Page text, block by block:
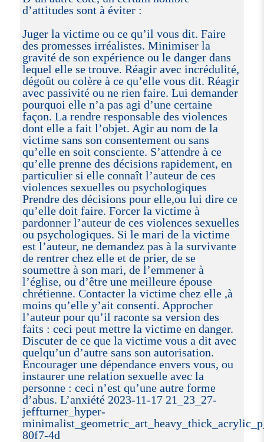
d’attitudes sont à éviter :
Juger la victime ou ce qu’il vous dit. Faire
des promesses irréalistes. Minimiser la
gravité de son expérience ou le danger dans
lequel elle se trouve. Réagir avec incrédulité,
dégoût ou colère à ce qu’elle vous dit. Réagir
avec passivité ou ne rien faire. Lui demander
pourquoi elle n’a pas agi d’une certaine
façon. La rendre responsable des violences
dont elle a fait l’objet. Agir au nom de la
victime sans son consentement ou sans
qu’elle en soit consciente. S’attendre à ce
qu’elle prenne des décisions rapidement, en
particulier si elle connaît l’auteur de ces
violences sexuelles ou psychologiques
Prendre des décisions pour elle,ou lui dire ce
qu’elle doit faire. Forcer la victime à
pardonner l’auteur de ces violences sexuelles
ou psychologiques. Si le mari de la victime
est l’auteur, ne demandez pas à la survivante
de rentrer chez elle et de prier, de se
soumettre à son mari, de l’emmener à
l’église, ou d’être une meilleure épouse
chrétienne. Contacter la victime chez elle ,à
moins qu’elle y’ait consenti. Approcher
l’auteur pour qu’il raconte sa version des
faits : ceci peut mettre la victime en danger.
Discuter de ce que la victime vous a dit avec
quelqu’un d’autre sans son autorisation.
Encourager une dépendance envers vous, ou
instaurer une relation sexuelle avec la
personne : ceci n’est qu’une autre forme
d’abus. L’anxiété 2023-11-17 21_23_27-
jeffturner_hyper-
80f7-4d